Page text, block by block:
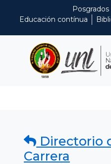
Posgrados
Educación contínua
Directorio
Carrera